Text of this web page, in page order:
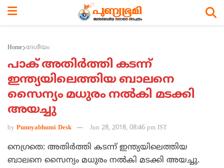
Home ദേശീയം
പാക് അതിര്‍ത്തി കടന്ന്
ഇന്ത്യയിലെത്തിയ ബാലനെ
സൈന്യം മധുരം നല്‍കി മടക്കി
അയച്ചു
by Punnyabhumi Desk Jun 28, 2018, 08:46 pm IST
നെഗ്രതെ: അതിര്‍ത്തി കടന്ന് ഇന്ത്യയിലെത്തിയ
ബാലനെ സൈന്യം മധുരം നല്‍കി മടക്കി അയച്ചു.